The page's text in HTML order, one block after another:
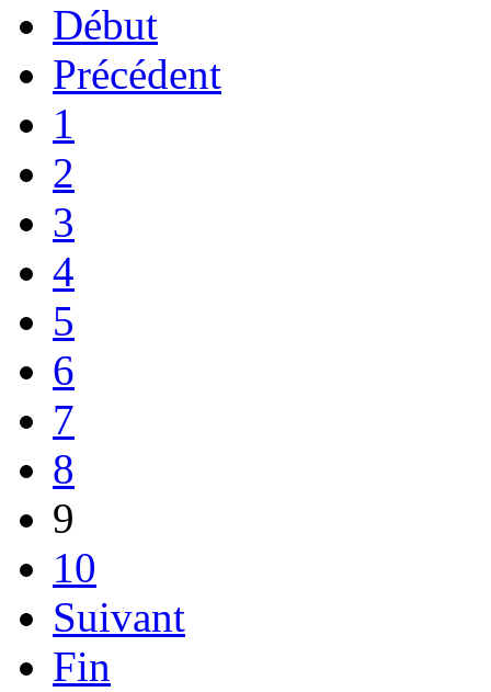
Début
Précédent
1
2
3
4
5
6
7
8
9
10
Suivant
Fin